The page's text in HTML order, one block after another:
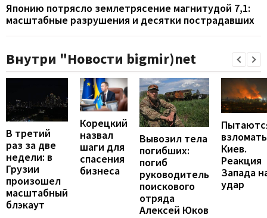
Японию потрясло землетрясение магнитудой 7,1:
масштабные разрушения и десятки пострадавших
Внутри "Новости bigmir)net
В третий
раз за две
недели: в
Грузии
произошел
масштабный
блэкаут
Корецкий
назвал
шаги для
спасения
бизнеса
Вывозил тела
погибших:
погиб
руководитель
поискового
отряда
Алексей Юков
взломать
Киев.
Реакция
Запада
удар